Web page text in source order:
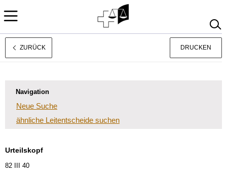
Français
ZURÜCK DRUCKEN
Navigation
Neue Suche
ähnliche Leitentscheide suchen
Urteilskopf
82 III 40